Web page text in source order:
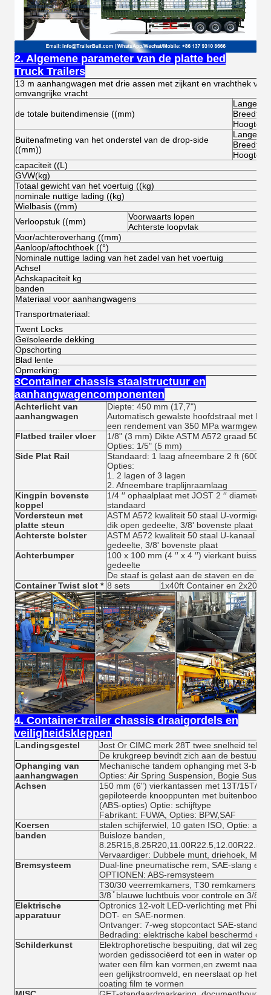
2. Algemene parameter van de platte bed
Truck Trailers
13 m aanhangwagen met drie assen met zijkant en vrachthek voor
omvangrijke vracht
de totale buitendimensie ((mm)
Lange
Breedte
Hoogte
Buitenafmeting van het onderstel van de drop-side
((mm))
Lange
Breedte
Hoogte
capaciteit ((L)
GVW(kg)
Totaal gewicht van het voertuig ((kg)
nominale nuttige lading ((kg)
Wielbasis ((mm)
Verloopstuk ((mm)
Voorwaarts lopen
Achterste loopvlak
Voor/achteroverhang ((mm)
Aanloop/aftochthoek ((°)
Nominale nuttige lading van het zadel van het voertuig
Achsel
Achskapaciteit kg
banden
Materiaal voor aanhangwagens
Transportmateriaal:
Twent Locks
Geïsoleerde dekking
Opschorting
Blad lente
Opmerking:
3Container chassis staalstructuur en
aanhangwagencomponenten
Achterlicht van
aanhangwagen
Diepte: 450 mm (17,7")
Automatisch gewalste hoofdstraal met
een rendement van 350 MPa
Flatbed trailer vloer
1/8" (3 mm) Dikte ASTM A572 graad 50
Opties: 1/5" (5 mm)
Side Plat Rail
Standaard: 1 laag afneembare 2 ft (600
Opties:
1. 2 lagen of 3 lagen
2. Afneembare traplijnraamlaag
Kingpin bovenste
koppel
1/4 ′′ ophaalplaat met JOST 2 ′′
standaard
Vordersteun met
platte steun
ASTM A572 kwaliteit 50 staal U-vormige
dik open gedeelte, 3/8' bovenste plaat
Achterste bolster
ASTM A572 kwaliteit 50 staal U-kanaal
gedeelte, 3/8' bovenste plaat
Achterbumper
100 x 100 mm (4 ′′ x 4 ′′) vierkant
gedeelte
De staaf is gelast aan de staven en de
Container Twist slot * 8 sets 1x40ft Container en 2x20ft
4. Container-trailer chassis draaigordels en
veiligheidskleppen
Landingsgestel
Jost Or CIMC merk 28T twee snelheid
De krukgreep bevindt zich aan de
Ophanging van
aanhangwagen
Mechanische tandem ophanging met 3-blad
Opties: Air Spring Suspension, Bogie
Achsen
150 mm (6") vierkantassen met 13T/15T/
gepiloteerde knooppunten met
(ABS-opties) Optie: schijftype
Fabrikant: FUWA, Opties: BPW,SAF
Koersen
stalen schijferwiel, 10 gaten ISO, Optie:
banden
Buisloze banden,
Vervaardiger: Dubbele munt, driehoek,
Bremsysteem
Dual-line pneumatische rem, SAE-slang en
OPTIONEN: ABS-remsysteem
T30/30 veerremkamers, T30 remkamers
3/8 ̊ blauwe luchtbuis voor controle en 3/8
Elektrische
apparatuur
Optronics 12-volt LED-verlichting met
DOT- en SAE-normen.
Ontvanger: 7-weg stopcontact SAE-
Bedrading: elektrische kabel beschermd
Schilderkunst
Elektrophoretische bespuiting, dat wil
worden gedissociëerd tot een in water
water een film kan vormen,en zwemt naar
een gelijkstroomveld, en neerslaat op het
coating film te vormen